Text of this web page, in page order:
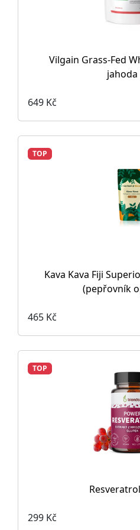
Vilgain Grass-Fed
jahoda
649 Kč
TOP
Kava Kava Fiji
(pepřovník
465 Kč
TOP
299 Kč